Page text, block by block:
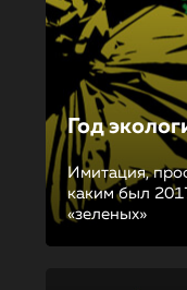
Год
Имитация,
каким был
«зеленых»